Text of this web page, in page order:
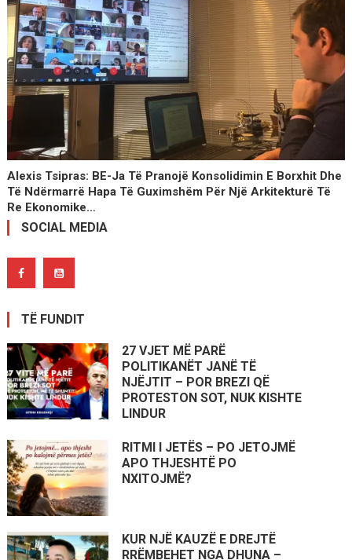
Alexis Tsipras: BE-Ja Të Pranojë Konsolidimin E Borxhit Dhe
Të Ndërmarrë Hapa Të Guximshëm Për Një Arkitekturë Të
Re Ekonomike…
SOCIAL MEDIA
TË FUNDIT
27 VJET MË PARË
POLITIKANËT JANË TË
NJËJTIT – POR BREZI QË
PROTESTON SOT, NUK KISHTE
LINDUR
RITMI I JETËS – PO JETOJMË
APO THJESHTË PO
NXITOJMË?
KUR NJË KAUZË E DREJTË
RRËMBEHET NGA DHUNA –